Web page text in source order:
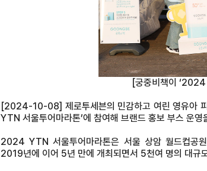
[궁중비책이 ‘2024
[2024-10-08] 제로투세븐의 민감하고 여린 영유아
YTN 서울투어마라톤’에 참여해 브랜드 홍보 부스 운
2024 YTN 서울투어마라톤은 서울 상암 월드컵공
2019년에 이어 5년 만에 개최되면서 5천여 명의 대규